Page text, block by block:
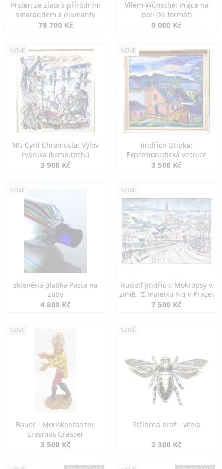
Prsten ze zlata s přírodním
smaragdem a diamanty
78 700 Kč
Vilém Wünsche: Práce na
poli (XL formát)
9 000 Kč
NOVÉ
NU Cyril Chramosta: Výlov
rybníka (komb.tech.)
3 900 Kč
NOVÉ
Jindřich Otipka:
Expresionistická vesnice
3 500 Kč
NOVÉ
skleněná platika Pasta na
zuby
4 800 Kč
NOVÉ
Rudolf Jindřich: Mokropsy v
zimě. (Z majetku Ng v Praze)
7 500 Kč
NOVÉ
Bauer - Moriskentänzer,
Erasmus Grasser
3 500 Kč
NOVÉ
Stříbrná brož - včela
2 300 Kč